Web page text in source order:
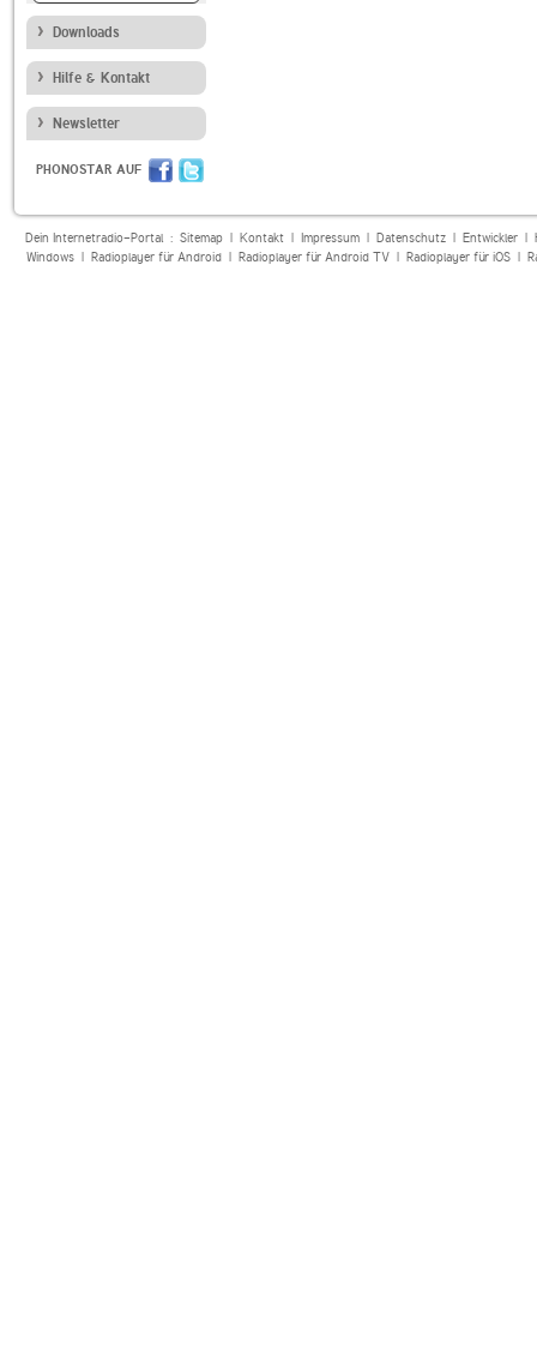
Downloads
Hilfe & Kontakt
Newsletter
PHONOSTAR AUF
Dein Internetradio-Portal : Sitemap| Kontakt| Impressum| Datenschutz| Entwickler|
Windows| Radioplayer für Android| Radioplayer für Android TV| Radioplayer für iOS|